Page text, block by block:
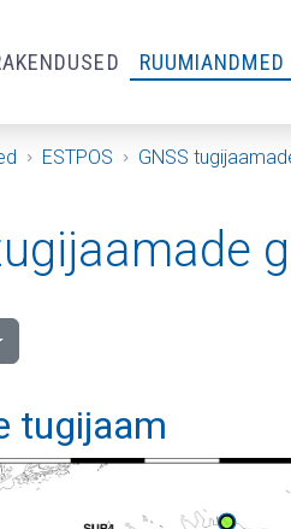
RUUMIANDMED
ESTPOS GNSS
tugijaam